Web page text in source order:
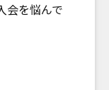
会を悩んで